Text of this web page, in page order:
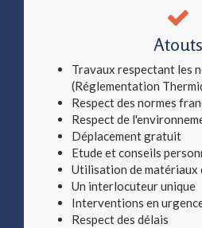
Atouts
Travaux respectant les
(Réglementation
Respect des normes
Respect de
Déplacement gratuit
Etude et conseils
Utilisation de matériaux
Un interlocuteur unique
Interventions en
Respect des délais